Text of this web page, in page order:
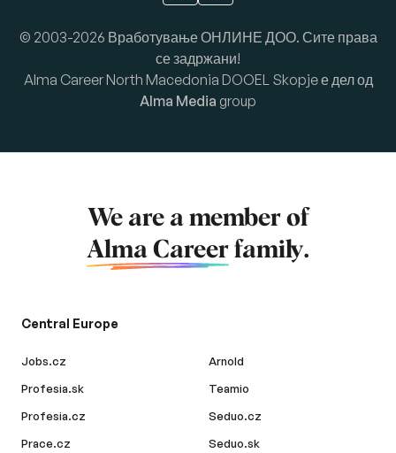
© 2003-2026 Вработување ОНЛИНЕ ДОО. Сите права
се задржани!
Alma Career North Macedonia DOOEL Skopje е дел од
Alma Media group
We are a member of
Alma Career family.
Central Europe
Jobs.cz
Profesia.sk
Profesia.cz
Prace.cz
Arnold
Teamio
Seduo.cz
Seduo.sk